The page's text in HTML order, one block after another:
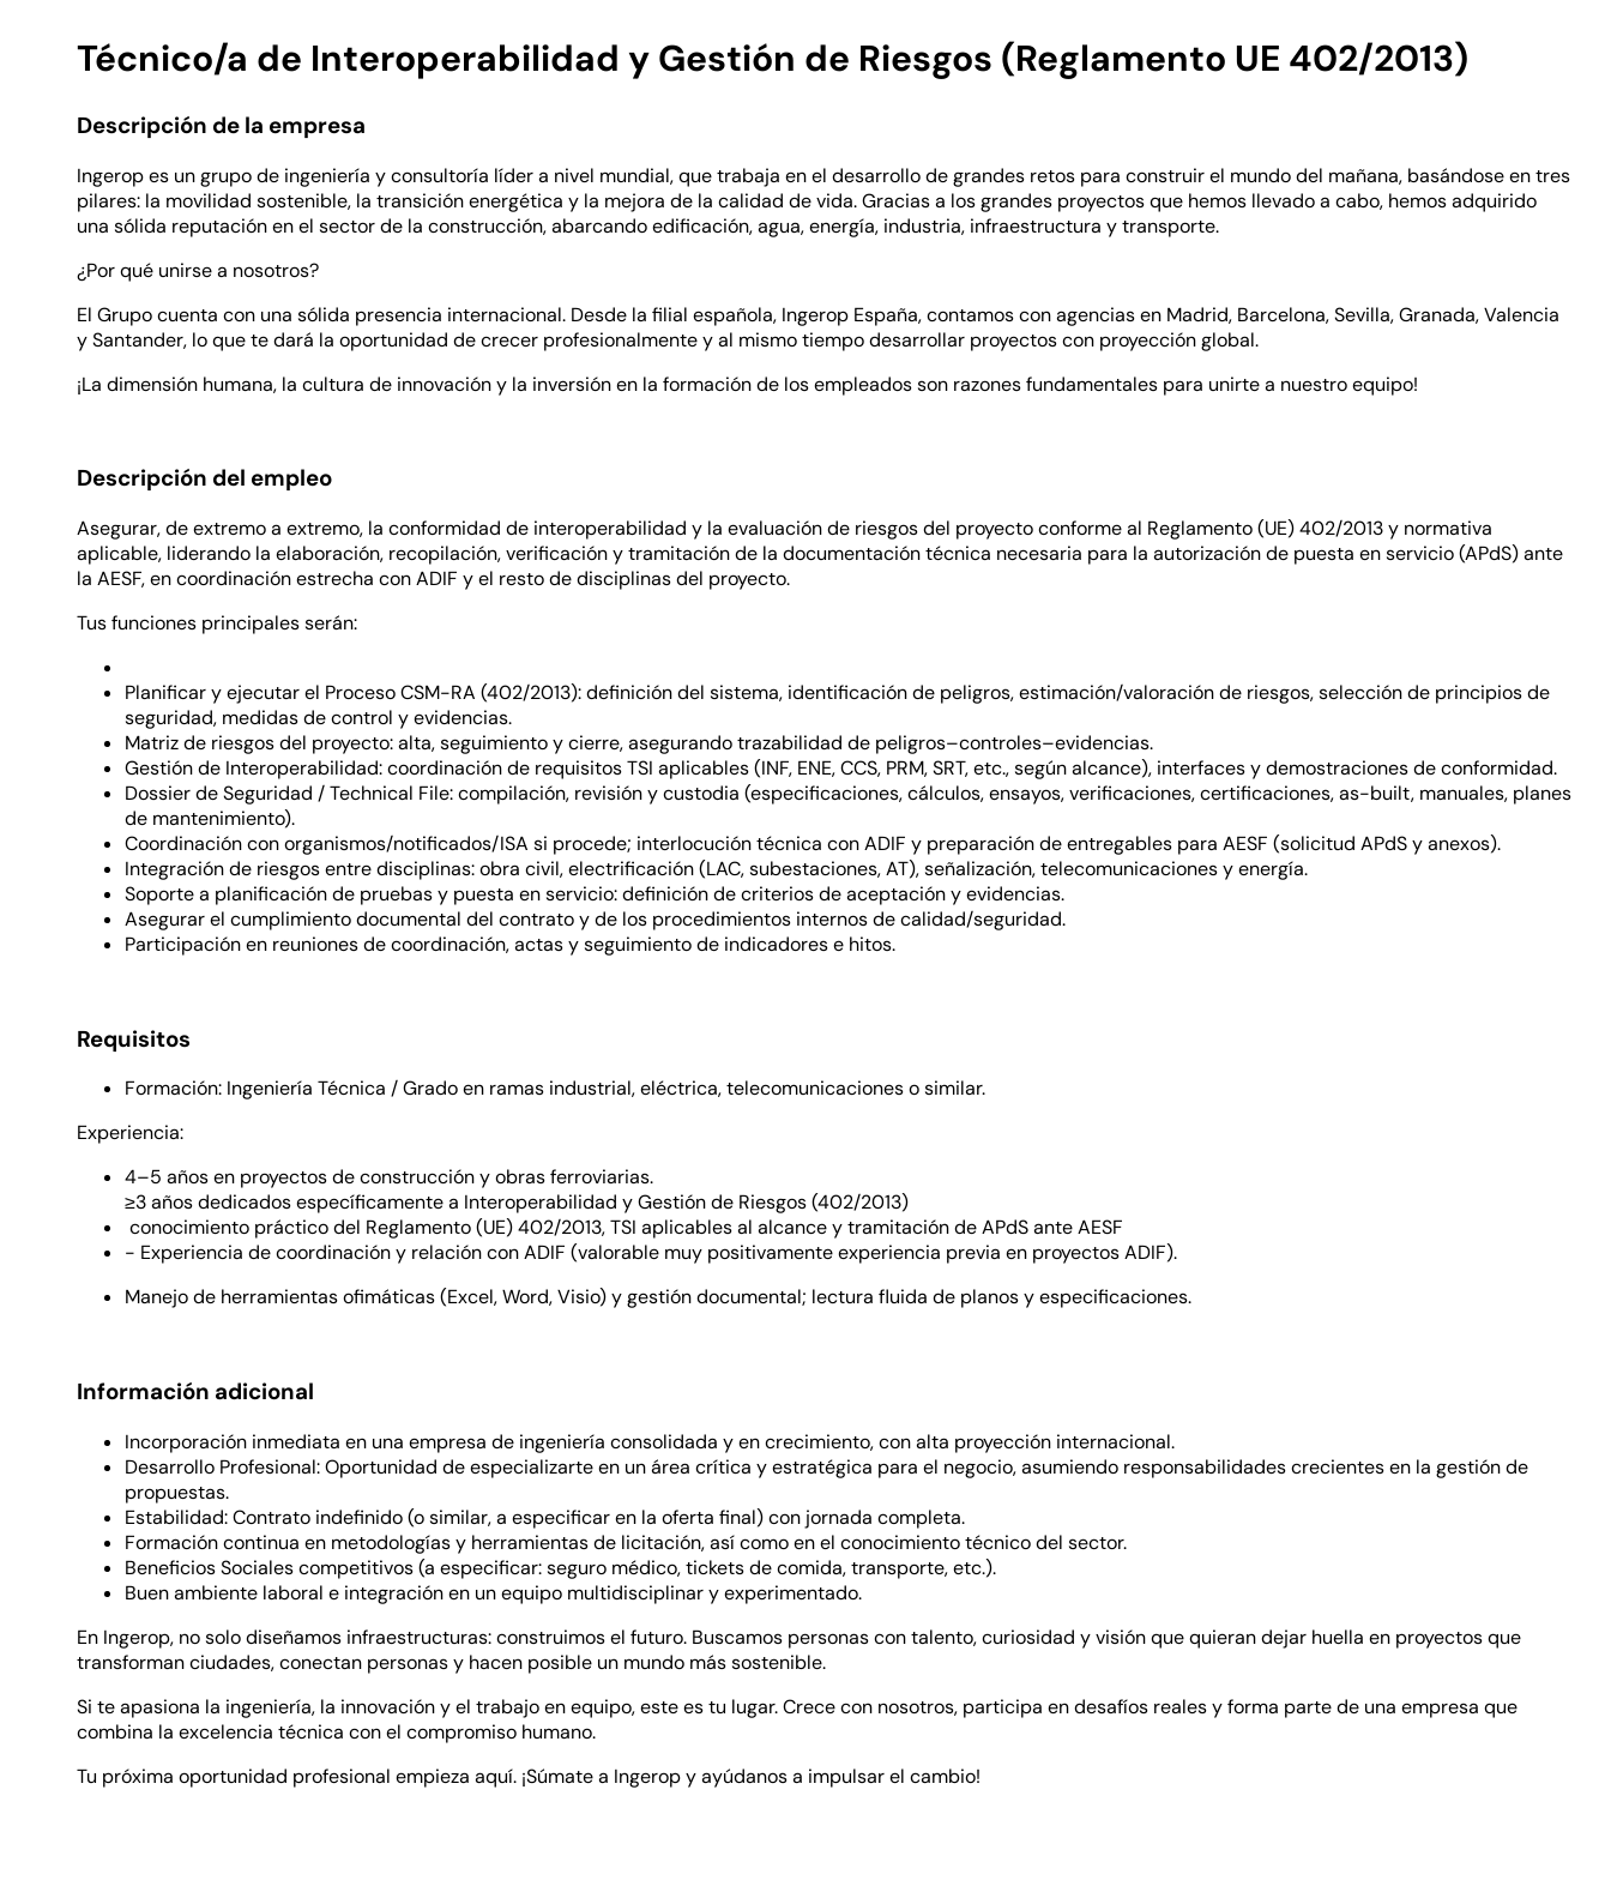
Técnico/a de Interoperabilidad y Gestión de Riesgos (Reglamento UE 402/2013)
Descripción de la empresa
Ingerop es un grupo de ingeniería y consultoría líder a nivel mundial, que trabaja en el desarrollo de grandes retos para construir el mundo del mañana, basándose en tres
pilares: la movilidad sostenible, la transición energética y la mejora de la calidad de vida. Gracias a los grandes proyectos que hemos llevado a cabo, hemos adquirido
una sólida reputación en el sector de la construcción, abarcando edificación, agua, energía, industria, infraestructura y transporte.
¿Por qué unirse a nosotros?
El Grupo cuenta con una sólida presencia internacional. Desde la filial española, Ingerop España, contamos con agencias en Madrid, Barcelona, Sevilla, Granada, Valencia
y Santander, lo que te dará la oportunidad de crecer profesionalmente y al mismo tiempo desarrollar proyectos con proyección global.
¡La dimensión humana, la cultura de innovación y la inversión en la formación de los empleados son razones fundamentales para unirte a nuestro equipo!
Descripción del empleo
Asegurar, de extremo a extremo, la conformidad de interoperabilidad y la evaluación de riesgos del proyecto conforme al Reglamento (UE) 402/2013 y normativa
aplicable, liderando la elaboración, recopilación, verificación y tramitación de la documentación técnica necesaria para la autorización de puesta en servicio (APdS) ante
la AESF, en coordinación estrecha con ADIF y el resto de disciplinas del proyecto.
Tus funciones principales serán:
Planificar y ejecutar el Proceso CSM-RA (402/2013): definición del sistema, identificación de peligros, estimación/valoración de riesgos, selección de principios de
seguridad, medidas de control y evidencias.
Matriz de riesgos del proyecto: alta, seguimiento y cierre, asegurando trazabilidad de peligros–controles–evidencias.
Gestión de Interoperabilidad: coordinación de requisitos TSI aplicables (INF, ENE, CCS, PRM, SRT, etc., según alcance), interfaces y demostraciones de conformidad.
Dossier de Seguridad / Technical File: compilación, revisión y custodia (especificaciones, cálculos, ensayos, verificaciones, certificaciones, as-built, manuales, planes
de mantenimiento).
Coordinación con organismos/notificados/ISA si procede; interlocución técnica con ADIF y preparación de entregables para AESF (solicitud APdS y anexos).
Integración de riesgos entre disciplinas: obra civil, electrificación (LAC, subestaciones, AT), señalización, telecomunicaciones y energía.
Soporte a planificación de pruebas y puesta en servicio: definición de criterios de aceptación y evidencias.
Asegurar el cumplimiento documental del contrato y de los procedimientos internos de calidad/seguridad.
Participación en reuniones de coordinación, actas y seguimiento de indicadores e hitos.
Requisitos
Formación: Ingeniería Técnica / Grado en ramas industrial, eléctrica, telecomunicaciones o similar.
Experiencia:
4–5 años en proyectos de construcción y obras ferroviarias.
≥3 años dedicados específicamente a Interoperabilidad y Gestión de Riesgos (402/2013)
conocimiento práctico del Reglamento (UE) 402/2013, TSI aplicables al alcance y tramitación de APdS ante AESF
- Experiencia de coordinación y relación con ADIF (valorable muy positivamente experiencia previa en proyectos ADIF).
Manejo de herramientas ofimáticas (Excel, Word, Visio) y gestión documental; lectura fluida de planos y especificaciones.
Información adicional
Incorporación inmediata en una empresa de ingeniería consolidada y en crecimiento, con alta proyección internacional.
Desarrollo Profesional: Oportunidad de especializarte en un área crítica y estratégica para el negocio, asumiendo responsabilidades crecientes en la gestión de
propuestas.
Estabilidad: Contrato indefinido (o similar, a especificar en la oferta final) con jornada completa.
Formación continua en metodologías y herramientas de licitación, así como en el conocimiento técnico del sector.
Beneficios Sociales competitivos (a especificar: seguro médico, tickets de comida, transporte, etc.).
Buen ambiente laboral e integración en un equipo multidisciplinar y experimentado.
En Ingerop, no solo diseñamos infraestructuras: construimos el futuro. Buscamos personas con talento, curiosidad y visión que quieran dejar huella en proyectos que
transforman ciudades, conectan personas y hacen posible un mundo más sostenible.
Si te apasiona la ingeniería, la innovación y el trabajo en equipo, este es tu lugar. Crece con nosotros, participa en desafíos reales y forma parte de una empresa que
combina la excelencia técnica con el compromiso humano.
Tu próxima oportunidad profesional empieza aquí. ¡Súmate a Ingerop y ayúdanos a impulsar el cambio!